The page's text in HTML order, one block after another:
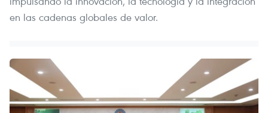
en las cadenas globales de valor.